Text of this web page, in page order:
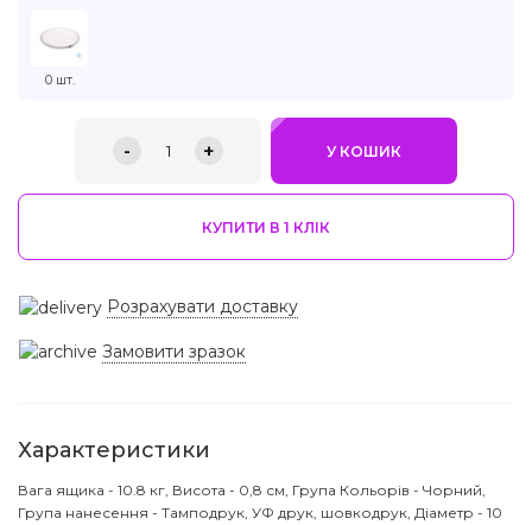
0 шт.
- 1 + У КОШИК
КУПИТИ В 1 КЛIК
Розрахувати доставку
Замовити зразок
Характеристики
Вага ящика - 10.8 кг, Висота - 0,8 см, Група Кольорів - Чорний,
Група нанесення - Тамподрук, УФ друк, шовкодрук, Діаметр - 10